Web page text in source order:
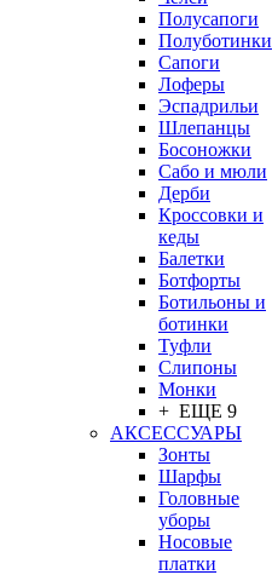
Полусапоги
Полуботинки
Сапоги
Лоферы
Эспадрильи
Шлепанцы
Босоножки
Сабо и мюли
Дерби
Кроссовки и
кеды
Балетки
Ботфорты
Ботильоны и
ботинки
Туфли
Слипоны
Монки
+ ЕЩЕ 9
АКСЕССУАРЫ
Зонты
Шарфы
Головные
уборы
Носовые
платки